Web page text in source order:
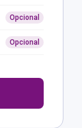
Opcional
Opcional